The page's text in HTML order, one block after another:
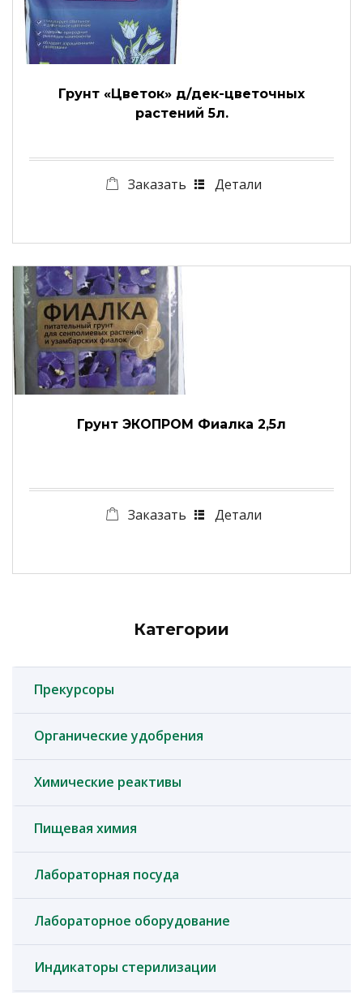
Грунт «Цветок» д/дек-цветочных
растений 5л.
Заказать Детали
Грунт ЭКОПРОМ Фиалка 2,5л
Заказать Детали
Категории
Прекурсоры
Органические удобрения
Химические реактивы
Пищевая химия
Лабораторная посуда
Лабораторное оборудование
Индикаторы стерилизации